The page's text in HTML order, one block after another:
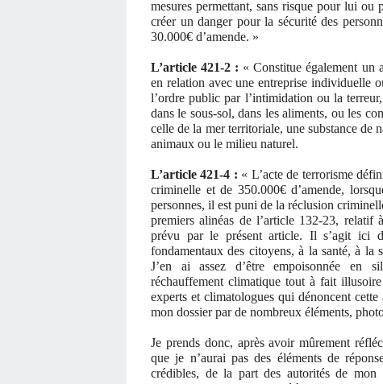
mesures permettant, sans risque pour lui ou
créer un danger pour la sécurité des
30.000€ d’amende. »
L’article 421-2 : « Constitue également un
en relation avec une entreprise individuelle
l’ordre public par l’intimidation ou la
dans le sous-sol, dans les aliments, ou les
celle de la mer territoriale, une substance de
animaux ou le milieu naturel.
L’article 421-4 : « L’acte de terrorisme
criminelle et de 350.000€ d’amende,
personnes, il est puni de la réclusion
premiers alinéas de l’article 132-23, relatif
prévu par le présent article. Il s’agit ici
fondamentaux des citoyens, à la santé, à la
J’en ai assez d’être empoisonnée en
réchauffement climatique tout à fait
experts et climatologues qui dénoncent
mon dossier par de nombreux éléments,
Je prends donc, après avoir mûrement
que je n’aurai pas des éléments de
crédibles, de la part des autorités de